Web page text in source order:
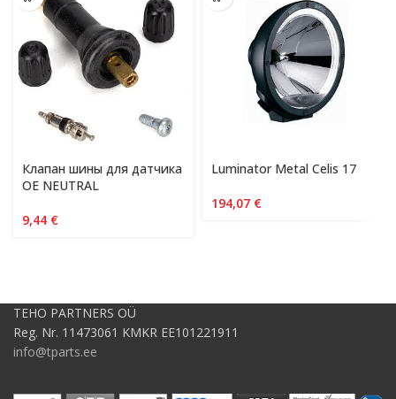
Клапан шины для датчика
OE NEUTRAL
9,44 €
Luminator Metal Celis 17
194,07 €
TEHO PARTNERS OÜ
Reg. Nr. 11473061 KMKR EE101221911
info@tparts.ee